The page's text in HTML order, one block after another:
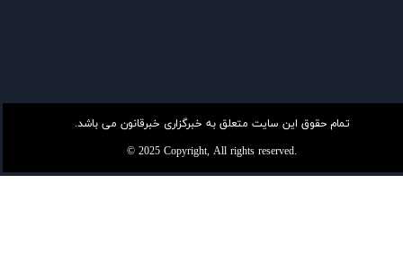
تمام حقوق این سایت متعلق به خبرگزاری خبرقانون می باشد.
© 2025 Copyright, All rights reserved.